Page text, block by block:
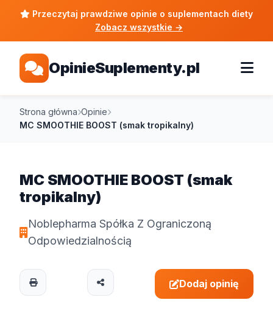
Przeczytaj prawdziwe opinie o suplementach diety
Zobacz wszystkie →
OpinieSuplementy.pl
Strona główna Opinie
MC SMOOTHIE BOOST (smak tropikalny)
MC SMOOTHIE BOOST (smak
tropikalny)
Noblepharma Spółka Z Ograniczoną
Odpowiedzialnością
Dodaj opinię